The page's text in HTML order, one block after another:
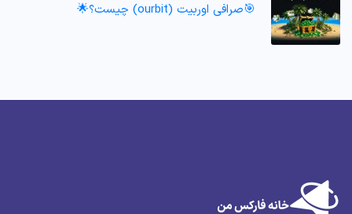
🎯صرافی اوربیت (ourbit) چیست؟🌟